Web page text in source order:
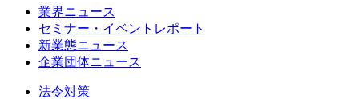
業界ニュース
セミナー・イベントレポート
新業態ニュース
企業団体ニュース
法令対策